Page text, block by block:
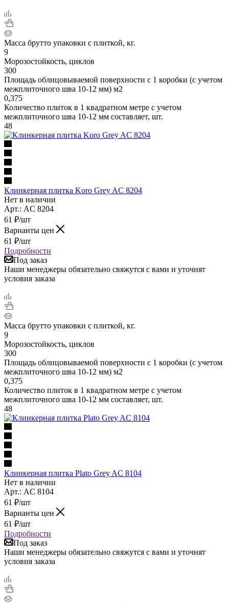
Масса брутто упаковки с плиткой, кг.
9
Морозостойкость, циклов
300
Площадь облицовываемой поверхности с 1 коробки (с учетом
межплиточного шва 10-12 мм) м2
0,375
Количество плиток в 1 квадратном метре с учетом
межплиточного шва 10-12 мм составляет, шт.
48
Клинкерная плитка Koro Grey AC 8204
Нет в наличии
Арт.: AC 8204
61 ₽/шт
Варианты цен
61 ₽/шт
Подробности
Под заказ
Наши менеджеры обязательно свяжутся с вами и уточнят
условия заказа
Масса брутто упаковки с плиткой, кг.
9
Морозостойкость, циклов
300
Площадь облицовываемой поверхности с 1 коробки (с учетом
межплиточного шва 10-12 мм) м2
0,375
Количество плиток в 1 квадратном метре с учетом
межплиточного шва 10-12 мм составляет, шт.
48
Клинкерная плитка Plato Grey AC 8104
Нет в наличии
Арт.: AC 8104
61 ₽/шт
Варианты цен
61 ₽/шт
Подробности
Под заказ
Наши менеджеры обязательно свяжутся с вами и уточнят
условия заказа